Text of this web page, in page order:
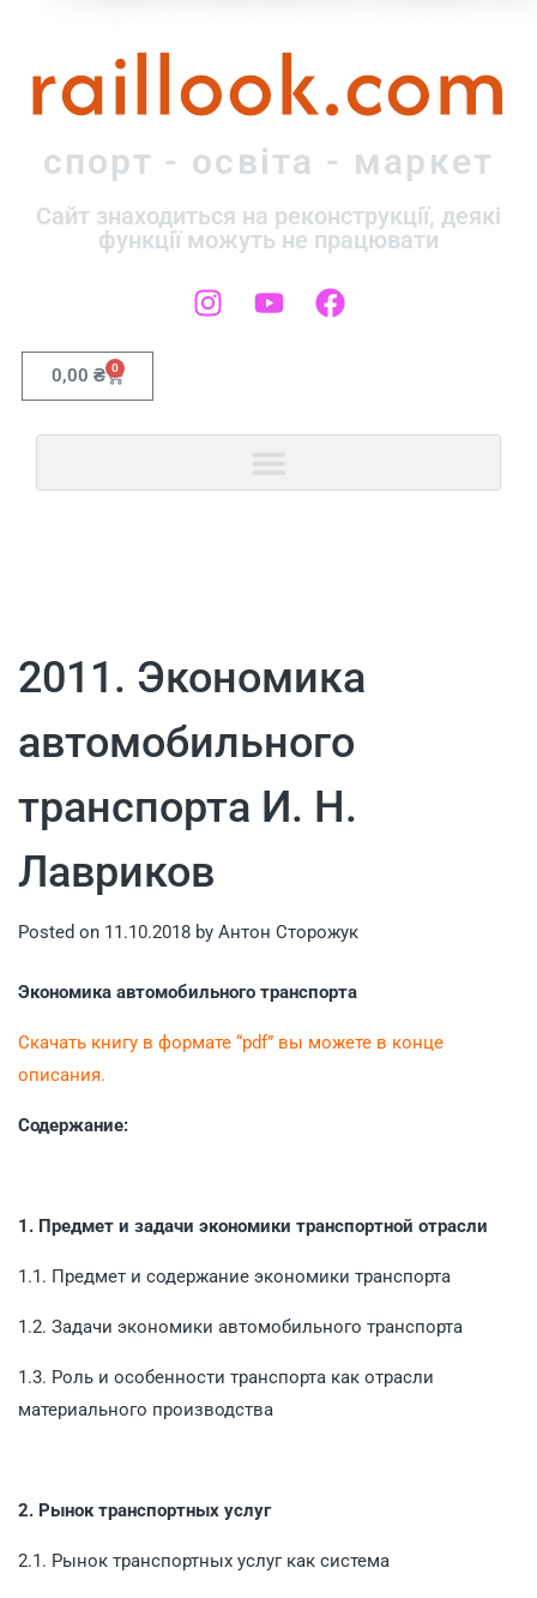
raillook.com
спорт - освіта - маркет
Сайт знаходиться на реконструкції, деякі
функції можуть не працювати
0,00 ₴ 0
2011. Экономика
автомобильного
транспорта И. Н.
Лавриков
Posted on 11.10.2018 by Антон Сторожук
Экономика автомобильного транспорта
Скачать книгу в формате “pdf” вы можете в конце
описания.
Содержание:
1. Предмет и задачи экономики транспортной отрасли
1.1. Предмет и содержание экономики транспорта
1.2. Задачи экономики автомобильного транспорта
1.3. Роль и особенности транспорта как отрасли
материального производства
2. Рынок транспортных услуг
2.1. Рынок транспортных услуг как система